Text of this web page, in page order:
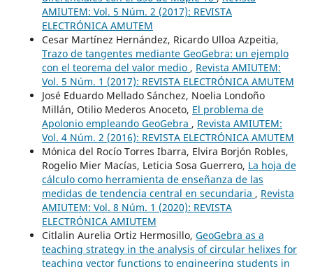
AMIUTEM: Vol. 5 Núm. 2 (2017): REVISTA
ELECTRÓNICA AMUTEM
Cesar Martínez Hernández, Ricardo Ulloa Azpeitia,
Trazo de tangentes mediante GeoGebra: un ejemplo
con el teorema del valor medio , Revista AMIUTEM:
Vol. 5 Núm. 1 (2017): REVISTA ELECTRÓNICA AMUTEM
José Eduardo Mellado Sánchez, Noelia Londoño
Millán, Otilio Mederos Anoceto, El problema de
Apolonio empleando GeoGebra , Revista AMIUTEM:
Vol. 4 Núm. 2 (2016): REVISTA ELECTRÓNICA AMUTEM
Mónica del Rocío Torres Ibarra, Elvira Borjón Robles,
Rogelio Mier Macías, Leticia Sosa Guerrero, La hoja de
cálculo como herramienta de enseñanza de las
medidas de tendencia central en secundaria , Revista
AMIUTEM: Vol. 8 Núm. 1 (2020): REVISTA
ELECTRÓNICA AMIUTEM
Citlalin Aurelia Ortiz Hermosillo, GeoGebra as a
teaching strategy in the analysis of circular helixes for
teaching vector functions to engineering students in